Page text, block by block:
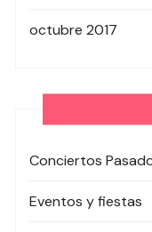
octubre 2017
Conciertos
Eventos y fiestas